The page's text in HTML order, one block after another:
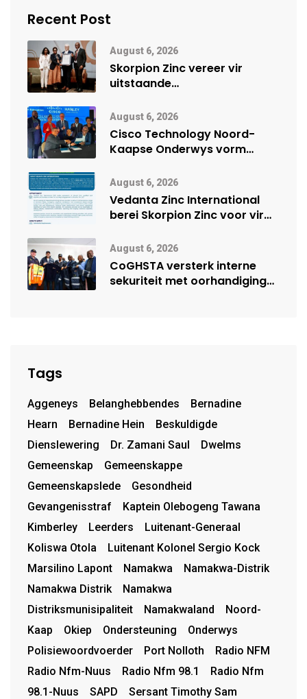
Recent Post
August 6, 2026
Skorpion Zinc vereer vir
uitstaande
Namibië Mynbou Ekspo
August 6, 2026
Cisco Technology Noord-
Kaapse Onderwys vorm
vennootskap
August 6, 2026
Vedanta Zinc International
berei Skorpion Zinc voor vir
August 6, 2026
CoGHSTA versterk interne
sekuriteit met oorhandiging
Tags
Aggeneys Belanghebbendes
Bernadine
Hearn
Bernadine Hein
Beskuldigde
Dienslewering
Dr. Zamani Saul
Dwelms
Gemeenskap
Gemeenskappe
Gemeenskapslede
Gesondheid
Gevangenisstraf
Kaptein Olebogeng Tawana
Kimberley
Leerders
Luitenant-Generaal
Koliswa Otola
Luitenant Kolonel Sergio Kock
Marsilino Lapont
Namakwa
Namakwa-Distrik
Namakwa Distrik
Namakwa
Distriksmunisipaliteit
Namakwaland
Noord-
Kaap
Okiep Ondersteuning
Onderwys
Polisiewoordvoerder
Port Nolloth
Radio NFM
Radio Nfm-Nuus
Radio Nfm 98.1
Radio Nfm
98.1-Nuus
SAPD
Sersant Timothy Sam